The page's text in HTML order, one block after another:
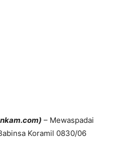
– Mewaspadai
Koramil 0830/06